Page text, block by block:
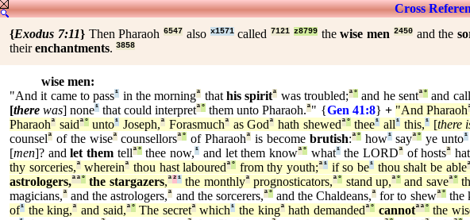
Cross
{Exodus 7:11}Then Pharaoh6547 also x1571called7121 z8799thewise men 2450and the
theirenchantments. 3858
wise men:
"And it came to pass¹ in the morningª thathis spiritª was troubled;ª° and he sentª° and
[there was] none¹ that could interpretª° them unto Pharaoh.ª" {Gen 41:8} + "And Pharaoh
Pharaohª saidª°unto¹ Joseph,ª Forasmuchª as Godª hath shewedª°thee¹ all¹ this,¹[there
counselª of the wiseªcounsellorsª° of Pharaohª is become brutish:ª°how¹sayª° ye unto¹
[men]? andlet them tellª°thee now,¹ and let them knowª°what¹the LORDªof hostsª
thy sorceries,ª whereinª thou hast labouredª° from thy youth;ª¹ if so be¹ thou shalt be ableª
astrologers,ªª° the stargazers,ª²¹the monthlyª prognosticators,ª° stand up,ª° and saveª°
magicians,ª and the astrologers,ª and the sorcerers,ª°and the Chaldeans,ª for to shewª°the
of¹ the king,ª and said,ª°The secretª which¹ the kingª hath demandedª° cannotªª°the